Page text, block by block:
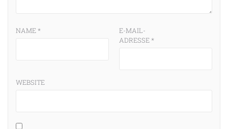
NAME*
E-MAIL-
ADRESSE*
WEBSITE